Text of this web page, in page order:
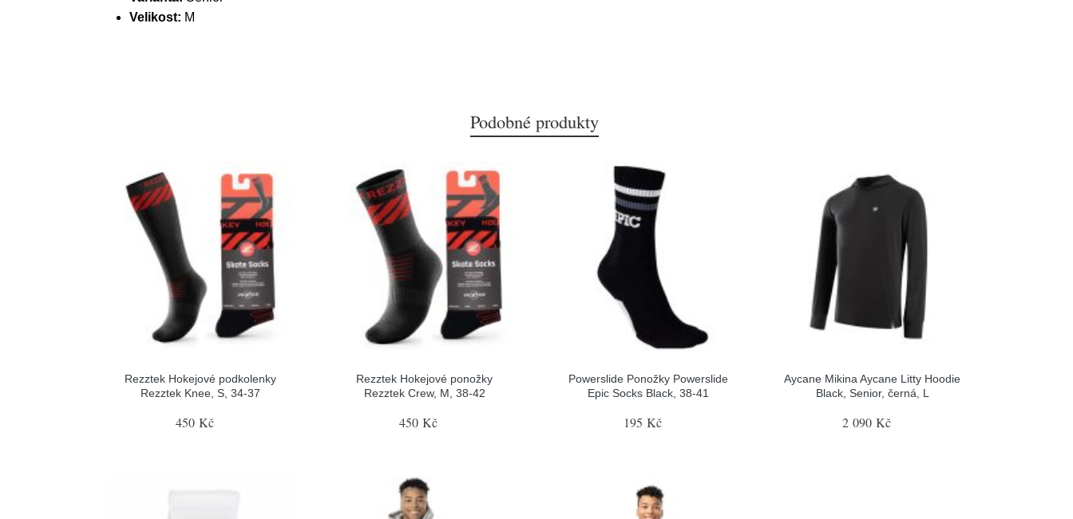
Velikost: M
Podobné produkty
Rezztek Hokejové podkolenky
Rezztek Knee, S, 34-37
450 Kč
Rezztek Hokejové ponožky
Rezztek Crew, M, 38-42
450 Kč
Powerslide Ponožky Powerslide
Epic Socks Black, 38-41
195 Kč
Aycane Mikina Aycane Litty Hoodie
Black, Senior, černá, L
2 090 Kč